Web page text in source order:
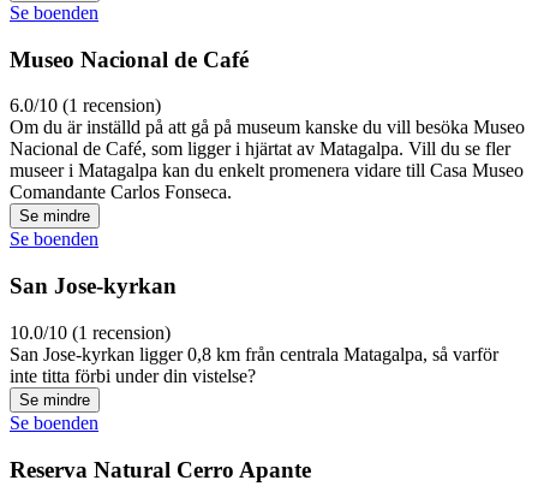
Se boenden
Museo Nacional de Café
6.0/10 (1 recension)
Om du är inställd på att gå på museum kanske du vill besöka Museo
Nacional de Café, som ligger i hjärtat av Matagalpa. Vill du se fler
museer i Matagalpa kan du enkelt promenera vidare till Casa Museo
Comandante Carlos Fonseca.
Se mindre
Se boenden
San Jose-kyrkan
10.0/10 (1 recension)
San Jose-kyrkan ligger 0,8 km från centrala Matagalpa, så varför
inte titta förbi under din vistelse?
Se mindre
Se boenden
Reserva Natural Cerro Apante